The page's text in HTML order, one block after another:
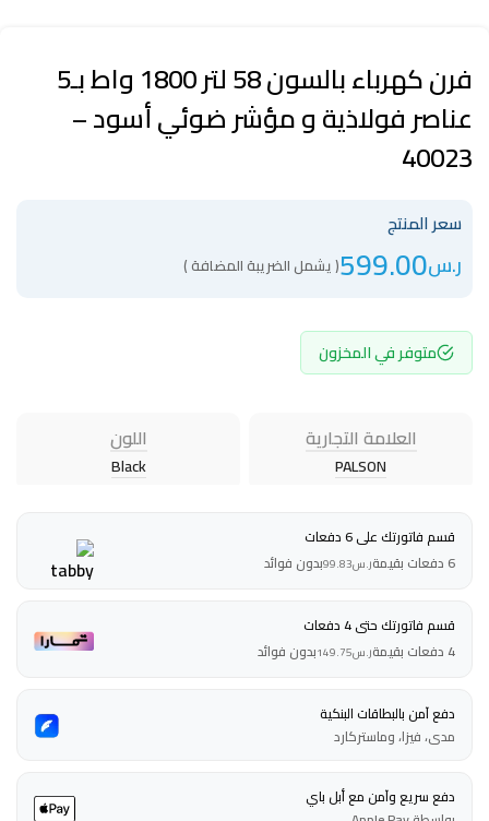
فرن كهرباء بالسون 58 لتر 1800 واط بـ5
عناصر فولاذية و مؤشر ضوئي أسود –
40023
سعر المنتج
ر.س599.00( يشمل الضريبة المضافة )
متوفر في المخزون
العلامة التجارية
PALSON
اللون
Black
قسم فاتورتك على 6 دفعات
6 دفعات بقيمة
ر.س99.83بدون فوائد
قسم فاتورتك حتى 4 دفعات
4 دفعات بقيمة
ر.س149.75بدون فوائد
دفع آمن بالبطاقات البنكية
مدى، فيزا، وماستركارد
دفع سريع وآمن مع أبل باي